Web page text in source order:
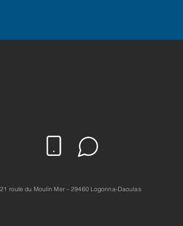
21 route du Moulin Mer – 29460 Logonna-Daoulas